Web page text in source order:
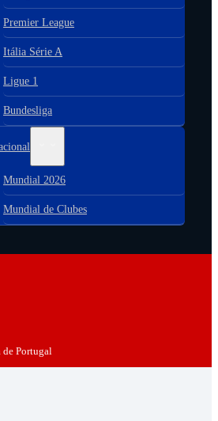
Premier League
Itália Série A
Ligue 1
Bundesliga
Mundial 2026
Mundial de Clubes
de Portugal